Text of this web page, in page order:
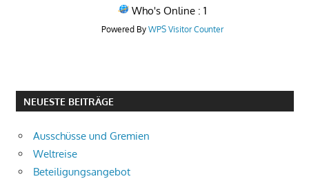
Who's Online : 1
Powered By WPS Visitor Counter
NEUESTE BEITRÄGE
Ausschüsse und Gremien
Weltreise
Beteiligungsangebot